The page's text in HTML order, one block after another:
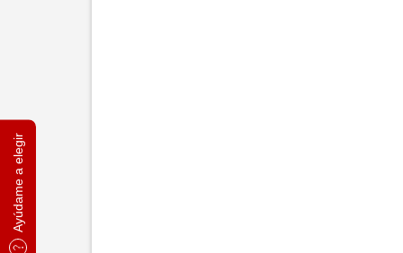
Ayúdame a elegir